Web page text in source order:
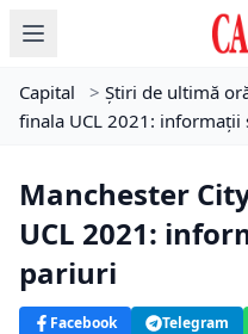
Capital > Știri de ultimă
finala UCL 2021:
Manchester
UCL 2021:
pariuri
Facebook Telegram